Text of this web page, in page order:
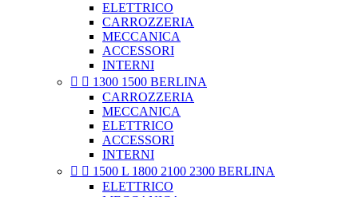
ELETTRICO
CARROZZERIA
MECCANICA
ACCESSORI
INTERNI
  1300 1500 BERLINA
CARROZZERIA
MECCANICA
ELETTRICO
ACCESSORI
INTERNI
  1500 L 1800 2100 2300 BERLINA
ELETTRICO